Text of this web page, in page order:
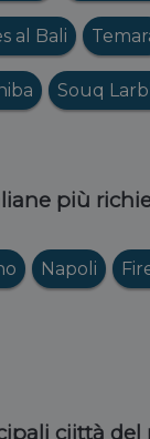
al Bali
Souq
più
Napoli
ciittà